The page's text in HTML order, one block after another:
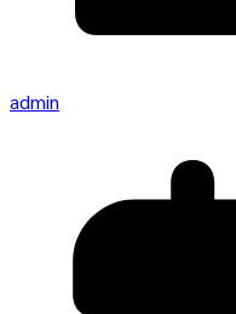
admin